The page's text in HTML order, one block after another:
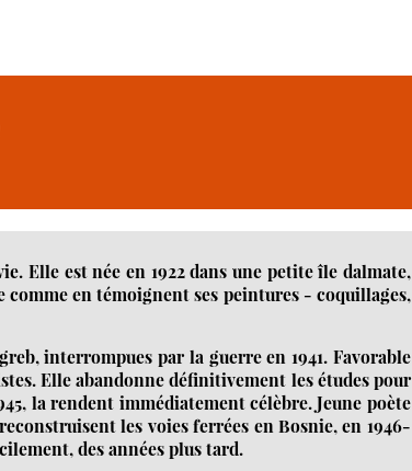
Elle est née en 1922 dans une petite île dalmate,
en témoignent ses peintures - coquillages,
interrompues par la guerre en 1941. Favorable
Elle abandonne définitivement les études pour
la rendent immédiatement célèbre. Jeune poète
les voies ferrées en Bosnie, en 1946-
des années plus tard.